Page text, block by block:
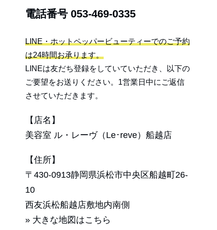
電話番号 053-469-0335
LINE・ホットペッパービューティーでのご予約
は24時間お承ります。
LINEは友だち登録をしていていただき、以下の
ご要望をお送りください。1営業日中にご返信
させていただきます。
【店名】
美容室 ル・レーヴ（Le･reve）船越店
【住所】
〒430-0913静岡県浜松市中央区船越町26-
10
西友浜松船越店敷地内南側
» 大きな地図はこちら